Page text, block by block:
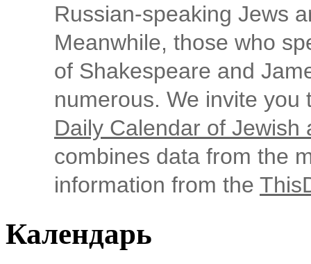
Russian‑speaking Jews
Meanwhile, those who
of Shakespeare and
numerous. We invite
Daily Calendar of Jewish
combines data from the
information from the
Календарь